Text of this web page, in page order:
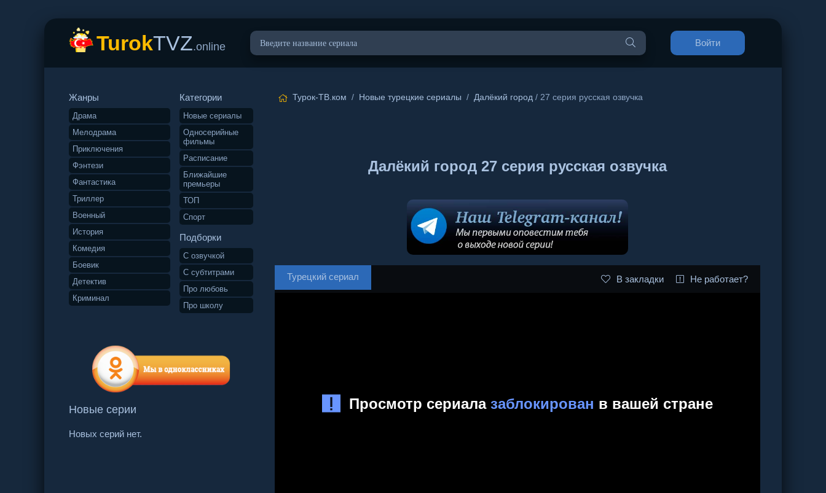
TurokTVZ.online Войти
Жанры
Драма
Мелодрама
Приключения
Фэнтези
Фантастика
Триллер
Военный
История
Комедия
Боевик
Детектив
Криминал
Категории
Новые сериалы
Односерийные
фильмы
Расписание
Ближайшие
премьеры
ТОП
Спорт
Подборки
С озвучкой
С субтитрами
Про любовь
Про школу
Новые серии
Новых серий нет.
Турок-ТВ.ком / Новые турецкие сериалы / Далёкий город / 27 серия русская озвучка
Далёкий город 27 серия русская озвучка
Турецкий сериал В закладки Не работает?